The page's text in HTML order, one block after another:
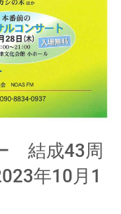
結成43周
年10月1